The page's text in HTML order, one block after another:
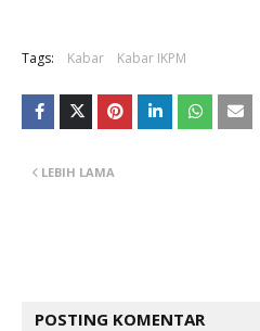
Tags: Kabar Kabar IKPM
LEBIH LAMA
POSTING KOMENTAR